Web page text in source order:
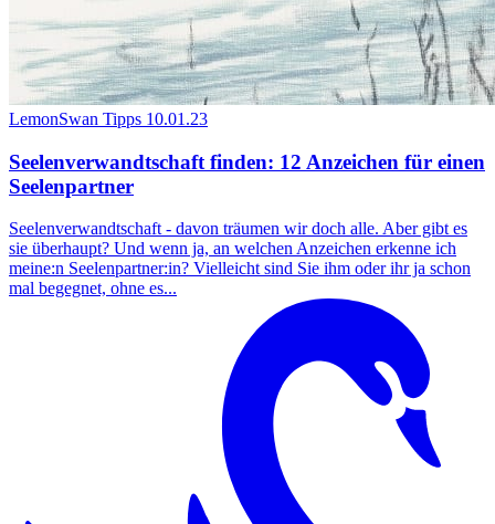
LemonSwan Tipps 10.01.23
Seelenverwandtschaft finden: 12 Anzeichen für einen
Seelenpartner
Seelenverwandtschaft - davon träumen wir doch alle. Aber gibt es
sie überhaupt? Und wenn ja, an welchen Anzeichen erkenne ich
meine:n Seelenpartner:in? Vielleicht sind Sie ihm oder ihr ja schon
mal begegnet, ohne es...